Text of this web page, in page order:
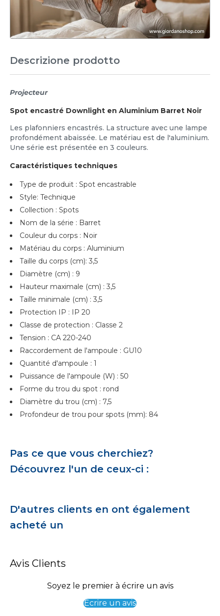
Descrizione prodotto
Projecteur
Spot encastré Downlight en Aluminium Barret Noir
Les plafonniers encastrés. La structure avec une lampe
profondément abaissée. Le matériau est de l'aluminium.
Une série est présentée en 3 couleurs.
Caractéristiques techniques
Type de produit : Spot encastrable
Style: Technique
Collection : Spots
Nom de la série : Barret
Couleur du corps : Noir
Matériau du corps : Aluminium
Taille du corps (cm): 3,5
Diamètre (cm) : 9
Hauteur maximale (cm) : 3,5
Taille minimale (cm) : 3,5
Protection IP : IP 20
Classe de protection : Classe 2
Tension : CA 220-240
Raccordement de l'ampoule : GU10
Quantité d'ampoule : 1
Puissance de l'ampoule (W) : 50
Forme du trou du spot : rond
Diamètre du trou (cm) : 7,5
Profondeur de trou pour spots (mm): 84
Pas ce que vous cherchiez?
Découvrez l'un de ceux-ci :
D'autres clients en ont également
acheté un
Avis Clients
Soyez le premier à écrire un avis
Écrire un avis